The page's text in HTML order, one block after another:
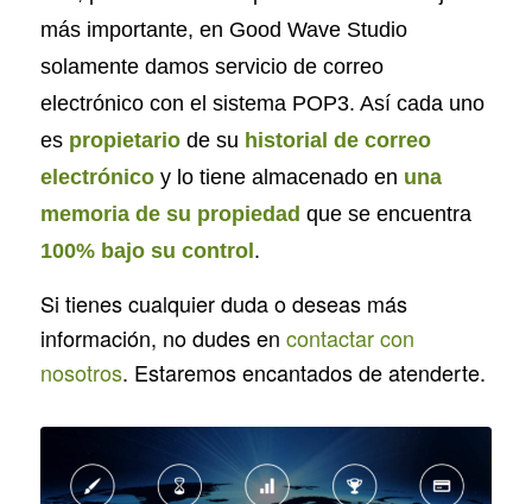
más importante, en Good Wave Studio
solamente damos servicio de correo
electrónico con el sistema POP3. Así cada uno
es propietariode su historial de correo
electrónicoy lo tiene almacenado en una
memoria de su propiedad que se encuentra
100% bajo su control.
Si tienes cualquier duda o deseas más
información, no dudes en contactar con
nosotros. Estaremos encantados de atenderte.